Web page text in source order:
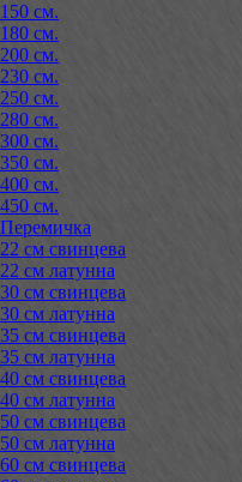
150 см.
180 см.
200 см.
230 см.
250 см.
280 см.
300 см.
350 см.
400 см.
450 см.
Перемичка
22 см свинцева
22 см латунна
30 см свинцева
30 см латунна
35 см свинцева
35 см латунна
40 см свинцева
40 см латунна
50 см свинцева
50 см латунна
60 см свинцева